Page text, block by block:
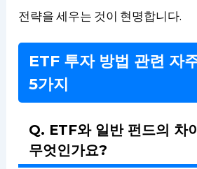
전략을 세우는 것이 현명합니다.
ETF 투자 방법 관련 자
5가지
Q. ETF와 일반 펀드의 차
무엇인가요?